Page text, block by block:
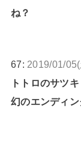
ね？
67: 2019/01/
トトロのサツ
幻のエンディ